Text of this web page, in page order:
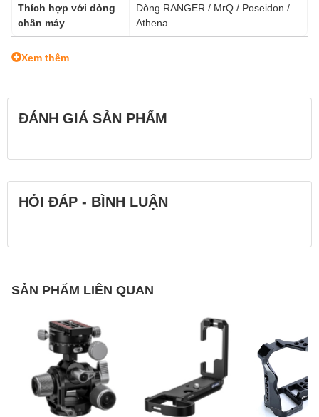
Thích hợp với dòng
chân máy
Dòng RANGER / MrQ / Poseidon /
Athena
Xem thêm
ĐÁNH GIÁ SẢN PHẨM
HỎI ĐÁP - BÌNH LUẬN
SẢN PHẨM LIÊN QUAN